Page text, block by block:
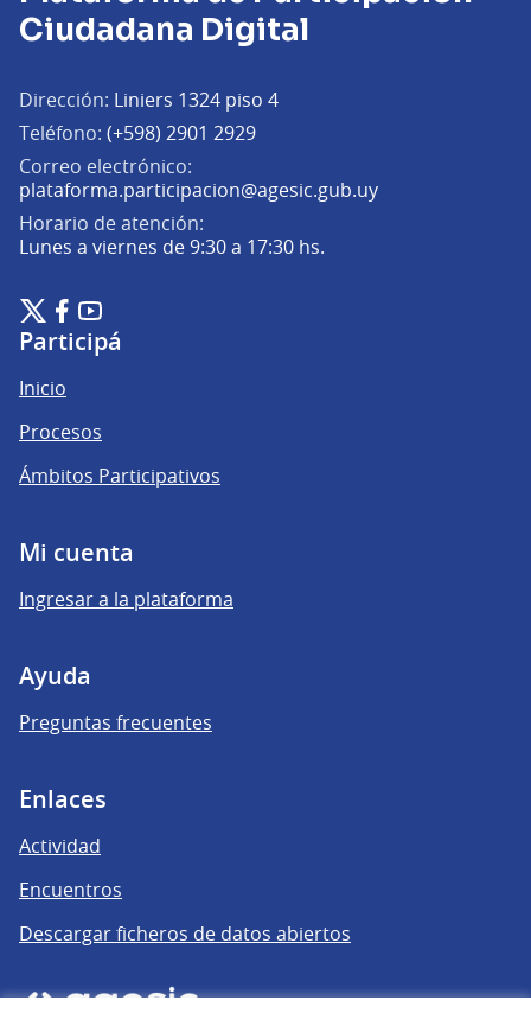
Ciudadana Digital
Dirección: Liniers 1324 piso 4
Teléfono: (+598) 2901 2929
Correo electrónico:
plataforma.participacion@agesic.gub.uy(Abrir en una
Horario de atención:
Lunes a viernes de 9:30 a 17:30 hs.
Plataforma de Participación Ciudadana Digital en X
(Enlace externo)
Plataforma de Participación Ciudadana Digital en Facebook
(Enlace externo)
Plataforma de Participación Ciudadana Digital en
(Enlace externo)
Participá
Inicio
Procesos
Ámbitos Participativos
Mi cuenta
Ingresar a la plataforma
Ayuda
Preguntas frecuentes
Enlaces
Actividad
Encuentros
Descargar ficheros de datos abiertos